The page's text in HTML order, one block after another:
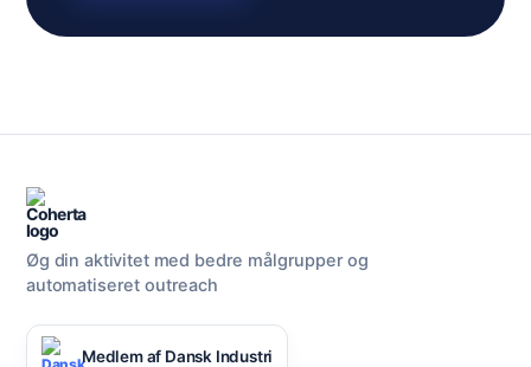
Øg din aktivitet med bedre målgrupper og
automatiseret outreach
Medlem af Dansk Industri